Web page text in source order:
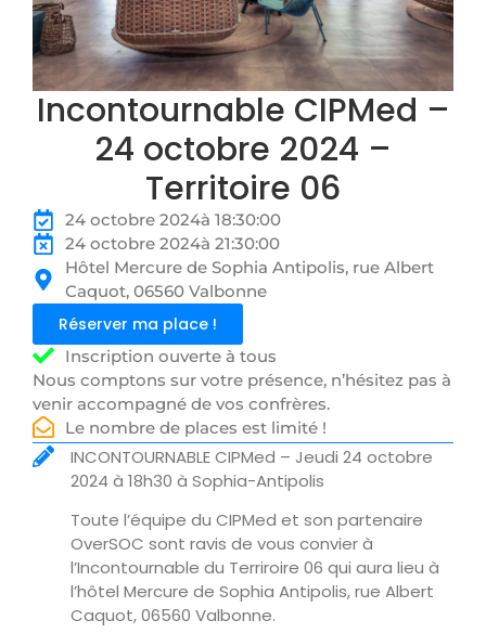
Incontournable CIPMed –
24 octobre 2024 –
Territoire 06
24 octobre 2024à 18:30:00
24 octobre 2024à 21:30:00
Hôtel Mercure de Sophia Antipolis, rue Albert
Caquot, 06560 Valbonne
Réserver ma place !
Inscription ouverte à tous
Nous comptons sur votre présence, n’hésitez pas à
venir accompagné de vos confrères.
Le nombre de places est limité !
INCONTOURNABLE CIPMed – Jeudi 24 octobre
2024 à 18h30 à Sophia-Antipolis
Toute l’équipe du CIPMed et son partenaire
OverSOC sont ravis de vous convier à
l’Incontournable du Terriroire 06 qui aura lieu à
l’hôtel Mercure de Sophia Antipolis, rue Albert
Caquot, 06560 Valbonne.